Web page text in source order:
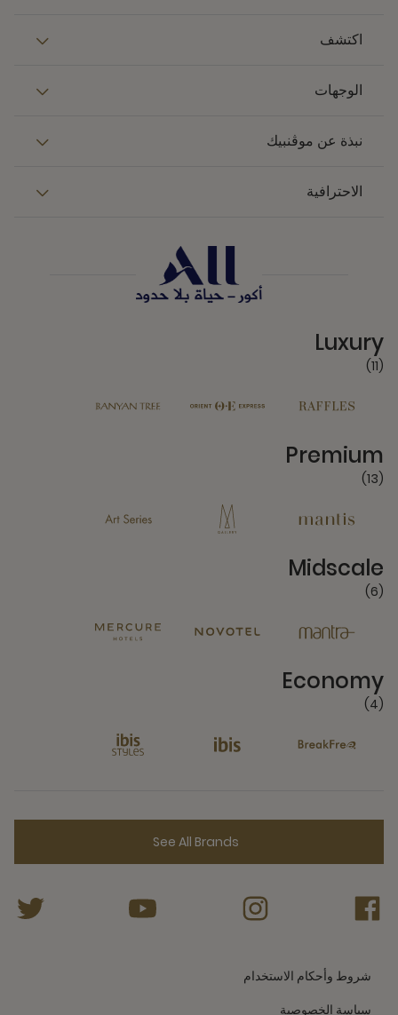
اكتشف
الوجهات
نبذة عن موڤنبيك
الاحترافية
Luxury
(11)
Premium
(13)
Midscale
(6)
Economy
(4)
See All Brands
شروط وأحكام الاستخدام
سياسة الخصوصية